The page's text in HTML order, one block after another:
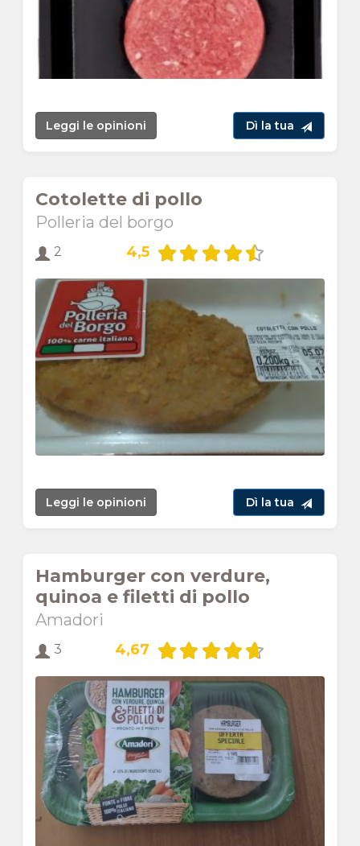
Leggi le opinioni Dì la tua
Cotolette di pollo
Polleria del borgo
2 4,5
Leggi le opinioni Dì la tua
Hamburger con verdure,
quinoa e filetti di pollo
Amadori
3 4,67